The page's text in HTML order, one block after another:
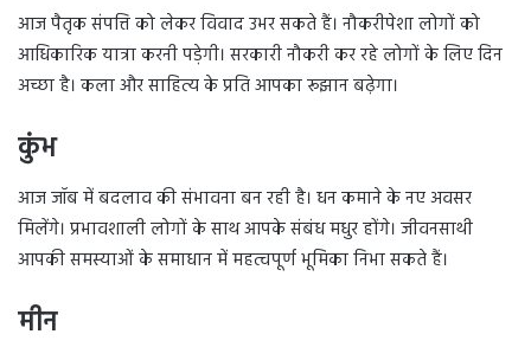
आज पैतृक संपत्ति को लेकर विवाद उभर सकते हैं। नौकरीपेशा लोगों को
आधिकारिक यात्रा करनी पड़ेगी। सरकारी नौकरी कर रहे लोगों के लिए दिन
अच्छा है। कला और साहित्य के प्रति आपका रूझान बढ़ेगा।
कुंभ
आज जॉब में बदलाव की संभावना बन रही है। धन कमाने के नए अवसर
मिलेंगे। प्रभावशाली लोगों के साथ आपके संबंध मधुर होंगे। जीवनसाथी
आपकी समस्याओं के समाधान में महत्वपूर्ण भूमिका निभा सकते हैं।
मीन